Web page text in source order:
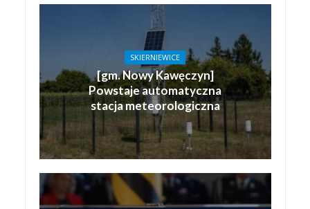
SKIERNIEWICE
[gm. Nowy Kawęczyn]
Powstaje automatyczna
stacja meteorologiczna